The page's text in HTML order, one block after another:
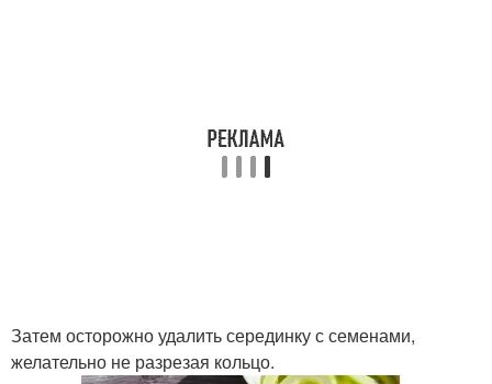
Затем осторожно удалить серединку с семенами,
желательно не разрезая кольцо.